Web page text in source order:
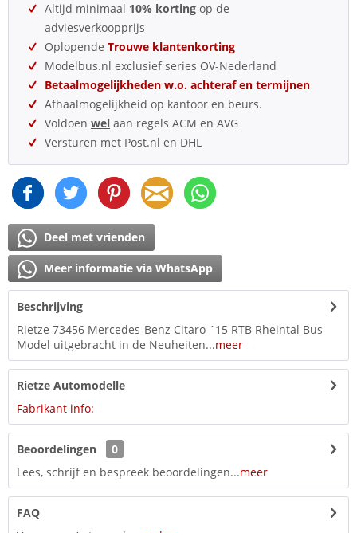
Altijd minimaal 10% korting op de
adviesverkoopprijs
Oplopende Trouwe klantenkorting
Modelbus.nl exclusief series OV-Nederland
Betaalmogelijkheden w.o. achteraf en termijnen
Afhaalmogelijkheid op kantoor en beurs.
Voldoen wel aan regels ACM en AVG
Versturen met Post.nl en DHL
Deel met vrienden
Meer informatie via WhatsApp
Beschrijving
Rietze 73456 Mercedes-Benz Citaro ´15 RTB Rheintal Bus
Model uitgebracht in de Neuheiten...meer
Rietze Automodelle
Fabrikant info:
Beoordelingen
0
Lees, schrijf en bespreek beoordelingen...meer
FAQ